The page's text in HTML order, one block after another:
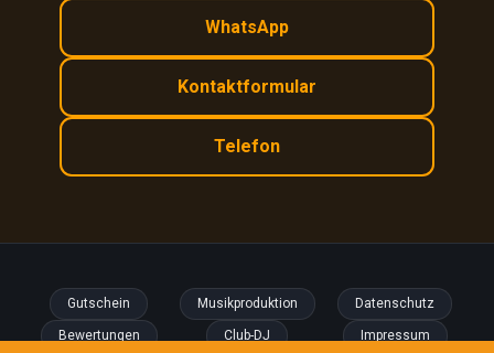
WhatsApp
Kontaktformular
Telefon
Gutschein
Bewertungen
Musikproduktion
Club-DJ
Datenschutz
Impressum